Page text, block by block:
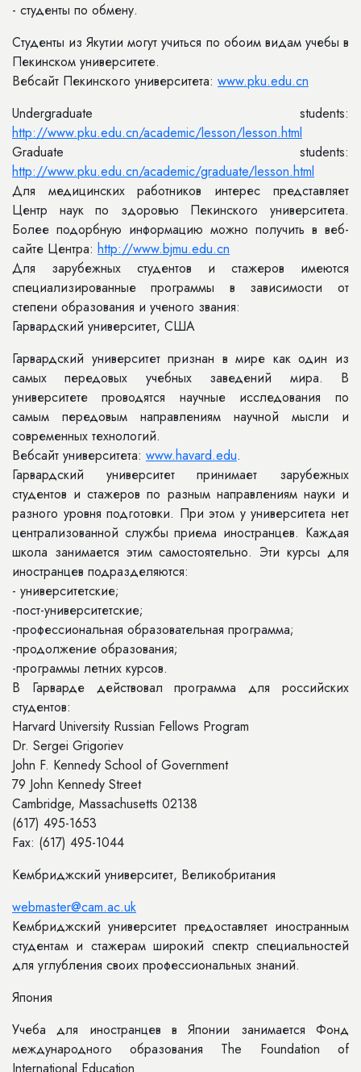
- студенты по обмену.
Студенты из Якутии могут учиться по обоим видам учебы в
Пекинском университете.
Вебсайт Пекинского университета: www.pku.edu.cn
Undergraduate students:
http://www.pku.edu.cn/academic/lesson/lesson.html
Graduate students:
http://www.pku.edu.cn/academic/graduate/lesson.html
Для медицинских работников интерес представляет
Центр наук по здоровью Пекинского университета.
Более подорбную информацию можно получить в веб-
сайте Центра: http://www.bjmu.edu.cn
Для зарубежных студентов и стажеров имеются
специализированные программы в зависимости от
степени образования и ученого звания:
Гарвардский университет, США
Гарвардский университет признан в мире как один из
самых передовых учебных заведений мира. В
университете проводятся научные исследования по
самым передовым направлениям научной мысли и
современных технологий.
Вебсайт университета: www.havard.edu.
Гарвардский университет принимает зарубежных
студентов и стажеров по разным направлениям науки и
разного уровня подготовки. При этом у университета нет
централизованной службы приема иностранцев. Каждая
школа занимается этим самостоятельно. Эти курсы для
иностранцев подразделяются:
- университетские;
-пост-университетские;
-профессиональная образовательная программа;
-продолжение образования;
-программы летних курсов.
В Гарварде действовал программа для российских
студентов:
Harvard University Russian Fellows Program
Dr. Sergei Grigoriev
John F. Kennedy School of Government
79 John Kennedy Street
Cambridge, Massachusetts 02138
(617) 495-1653
Fax: (617) 495-1044
Кембриджский университет, Великобритания
webmaster@cam.ac.uk
Кембриджский университет предоставляет иностранным
студентам и стажерам широкий спектр специальностей
для углубления своих профессиональных знаний.
Япония
Учеба для иностранцев в Японии занимается Фонд
международного образования The Foundation of